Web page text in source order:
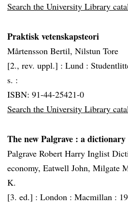
Search the University Library
Praktisk vetenskapsteori
Mårtensson Bertil, Nilstun Tore
[2., rev. uppl.] : Lund :
s. :
ISBN: 91-44-25421-0
Search the University Library
The new Palgrave : a dictionary
Palgrave Robert Harry Inglist
economy, Eatwell John, Milgate
K.
[3. ed.] : London : Macmillan :